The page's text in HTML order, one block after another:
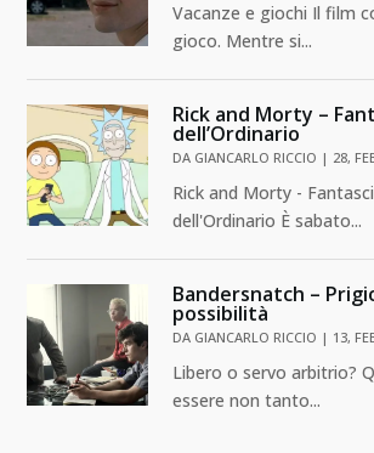
Vacanze e giochi Il film
gioco. Mentre si...
Rick and Morty –
dell’Ordinario
DA GIANCARLO RICCIO | 28,
Rick and Morty -
dell'Ordinario È sabato...
Bandersnatch –
possibilità
DA GIANCARLO RICCIO | 13,
Libero o servo arbitrio?
essere non tanto...